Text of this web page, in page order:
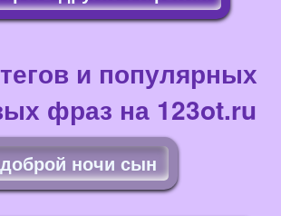
и популярных
фраз на 123ot.ru
доброй ночи сын